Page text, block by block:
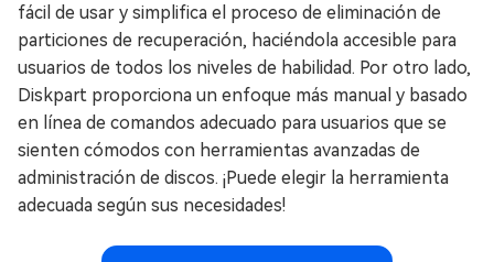
fácil de usar y simplifica el proceso de eliminación de
particiones de recuperación, haciéndola accesible para
usuarios de todos los niveles de habilidad. Por otro lado,
Diskpart proporciona un enfoque más manual y basado
en línea de comandos adecuado para usuarios que se
sienten cómodos con herramientas avanzadas de
administración de discos. ¡Puede elegir la herramienta
adecuada según sus necesidades!